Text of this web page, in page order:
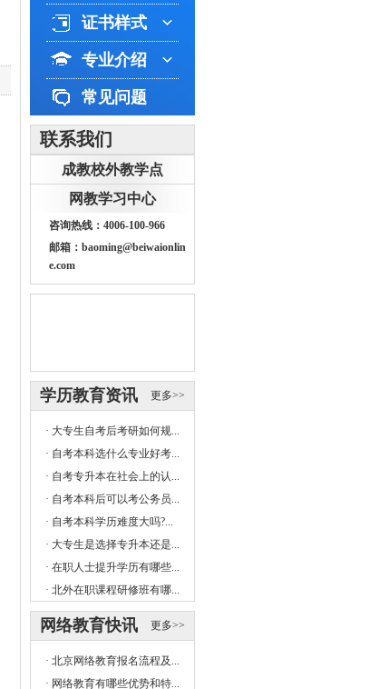
证书样式
专业介绍
常见问题
联系我们
成教校外教学点
网教学习中心
咨询热线：4006-100-966
邮箱：baoming@beiwaionlin
e.com
更多>>
学历教育资讯
· 大专生自考后考研如何规...
· 自考本科选什么专业好考...
· 自考专升本在社会上的认...
· 自考本科后可以考公务员...
· 自考本科学历难度大吗?...
· 大专生是选择专升本还是...
· 在职人士提升学历有哪些...
· 北外在职课程研修班有哪...
更多>>
网络教育快讯
· 北京网络教育报名流程及...
· 网络教育有哪些优势和特...